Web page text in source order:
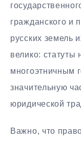
гражданского и
русских земель
велико: статуты
многоэтничным
значительную
юридической
Важно, что